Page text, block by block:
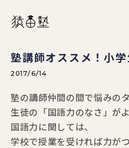
猿田塾
塾講師オススメ！小
2017/6/14
塾の講師仲間の間で悩みの
生徒の「国語力のなさ」が
国語力に関しては、
学校で授業を受ければ力が